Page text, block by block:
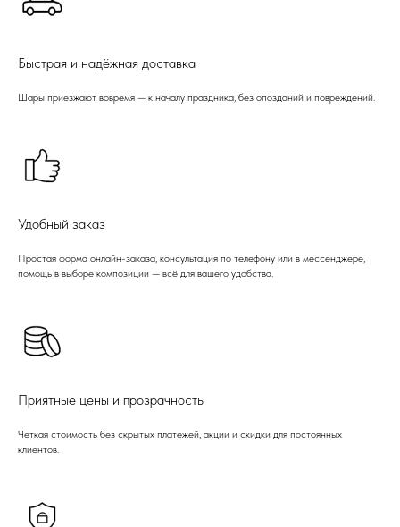
Быстрая и надёжная доставка
Шары приезжают вовремя — к началу праздника, без опозданий и повреждений.
Удобный заказ
Простая форма онлайн-заказа, консультация по телефону или в мессенджере,
помощь в выборе композиции — всё для вашего удобства.
Приятные цены и прозрачность
Четкая стоимость без скрытых платежей, акции и скидки для постоянных
клиентов.